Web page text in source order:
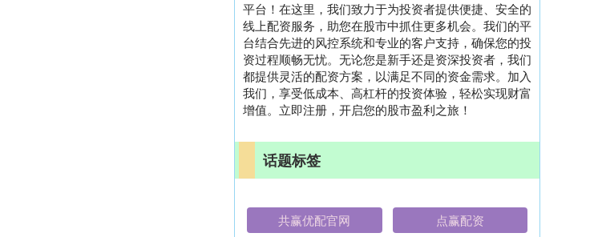
平台！在这里，我们致力于为投资者提供便捷、安全的
线上配资服务，助您在股市中抓住更多机会。我们的平
台结合先进的风控系统和专业的客户支持，确保您的投
资过程顺畅无忧。无论您是新手还是资深投资者，我们
都提供灵活的配资方案，以满足不同的资金需求。加入
我们，享受低成本、高杠杆的投资体验，轻松实现财富
增值。立即注册，开启您的股市盈利之旅！
话题标签
共赢优配官网 点赢配资